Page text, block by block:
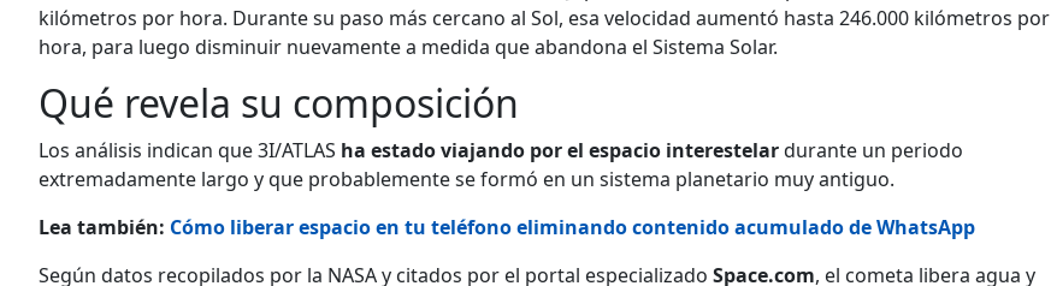
kilómetros por hora. Durante su paso más cercano al Sol, esa velocidad aumentó hasta 246.000 kilómetros por
hora, para luego disminuir nuevamente a medida que abandona el Sistema Solar.
Qué revela su composición
Los análisis indican que 3I/ATLAS ha estado viajando por el espacio interestelardurante un periodo
extremadamente largo y que probablemente se formó en un sistema planetario muy antiguo.
Lea también: Cómo liberar espacio en tu teléfono eliminando contenido acumulado de WhatsApp
Según datos recopilados por la NASA y citados por el portal especializado Space.com, el cometa libera agua y